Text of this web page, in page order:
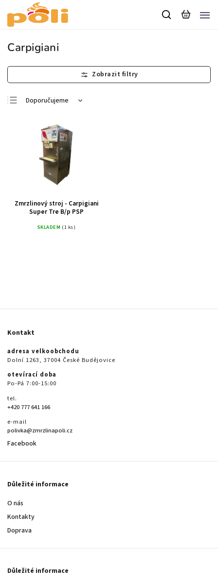
Carpigiani
Doporučujeme
Nejdražší
Nejprodávanější
Abecedně
Zmrzlinový stroj - Carpigiani
Super Tre B/p PSP
SKLADEM (1 ks)
Kontakt
adresa velkoobchodu
Dolní 1263, 37004 České Budějovice
otevírací doba
Po-Pá 7:00-15:00
tel.
+420 777 641 166
e-mail
polivka@zmrzlinapoli.cz
Facebook
Důležité informace
O nás
Kontakty
Doprava
Důležité informace